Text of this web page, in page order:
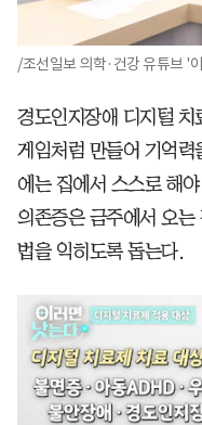
/조선일보 의학·건강 유튜브 '
경도인지장애 디지털 치
게임처럼 만들어 기억
에는 집에서 스스로 해
의존증은 금주에서 오는
법을 익히도록 돕는다.